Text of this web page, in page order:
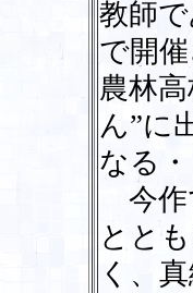
教師
で開
農林
ん”に
なる・
今作
とと
く、